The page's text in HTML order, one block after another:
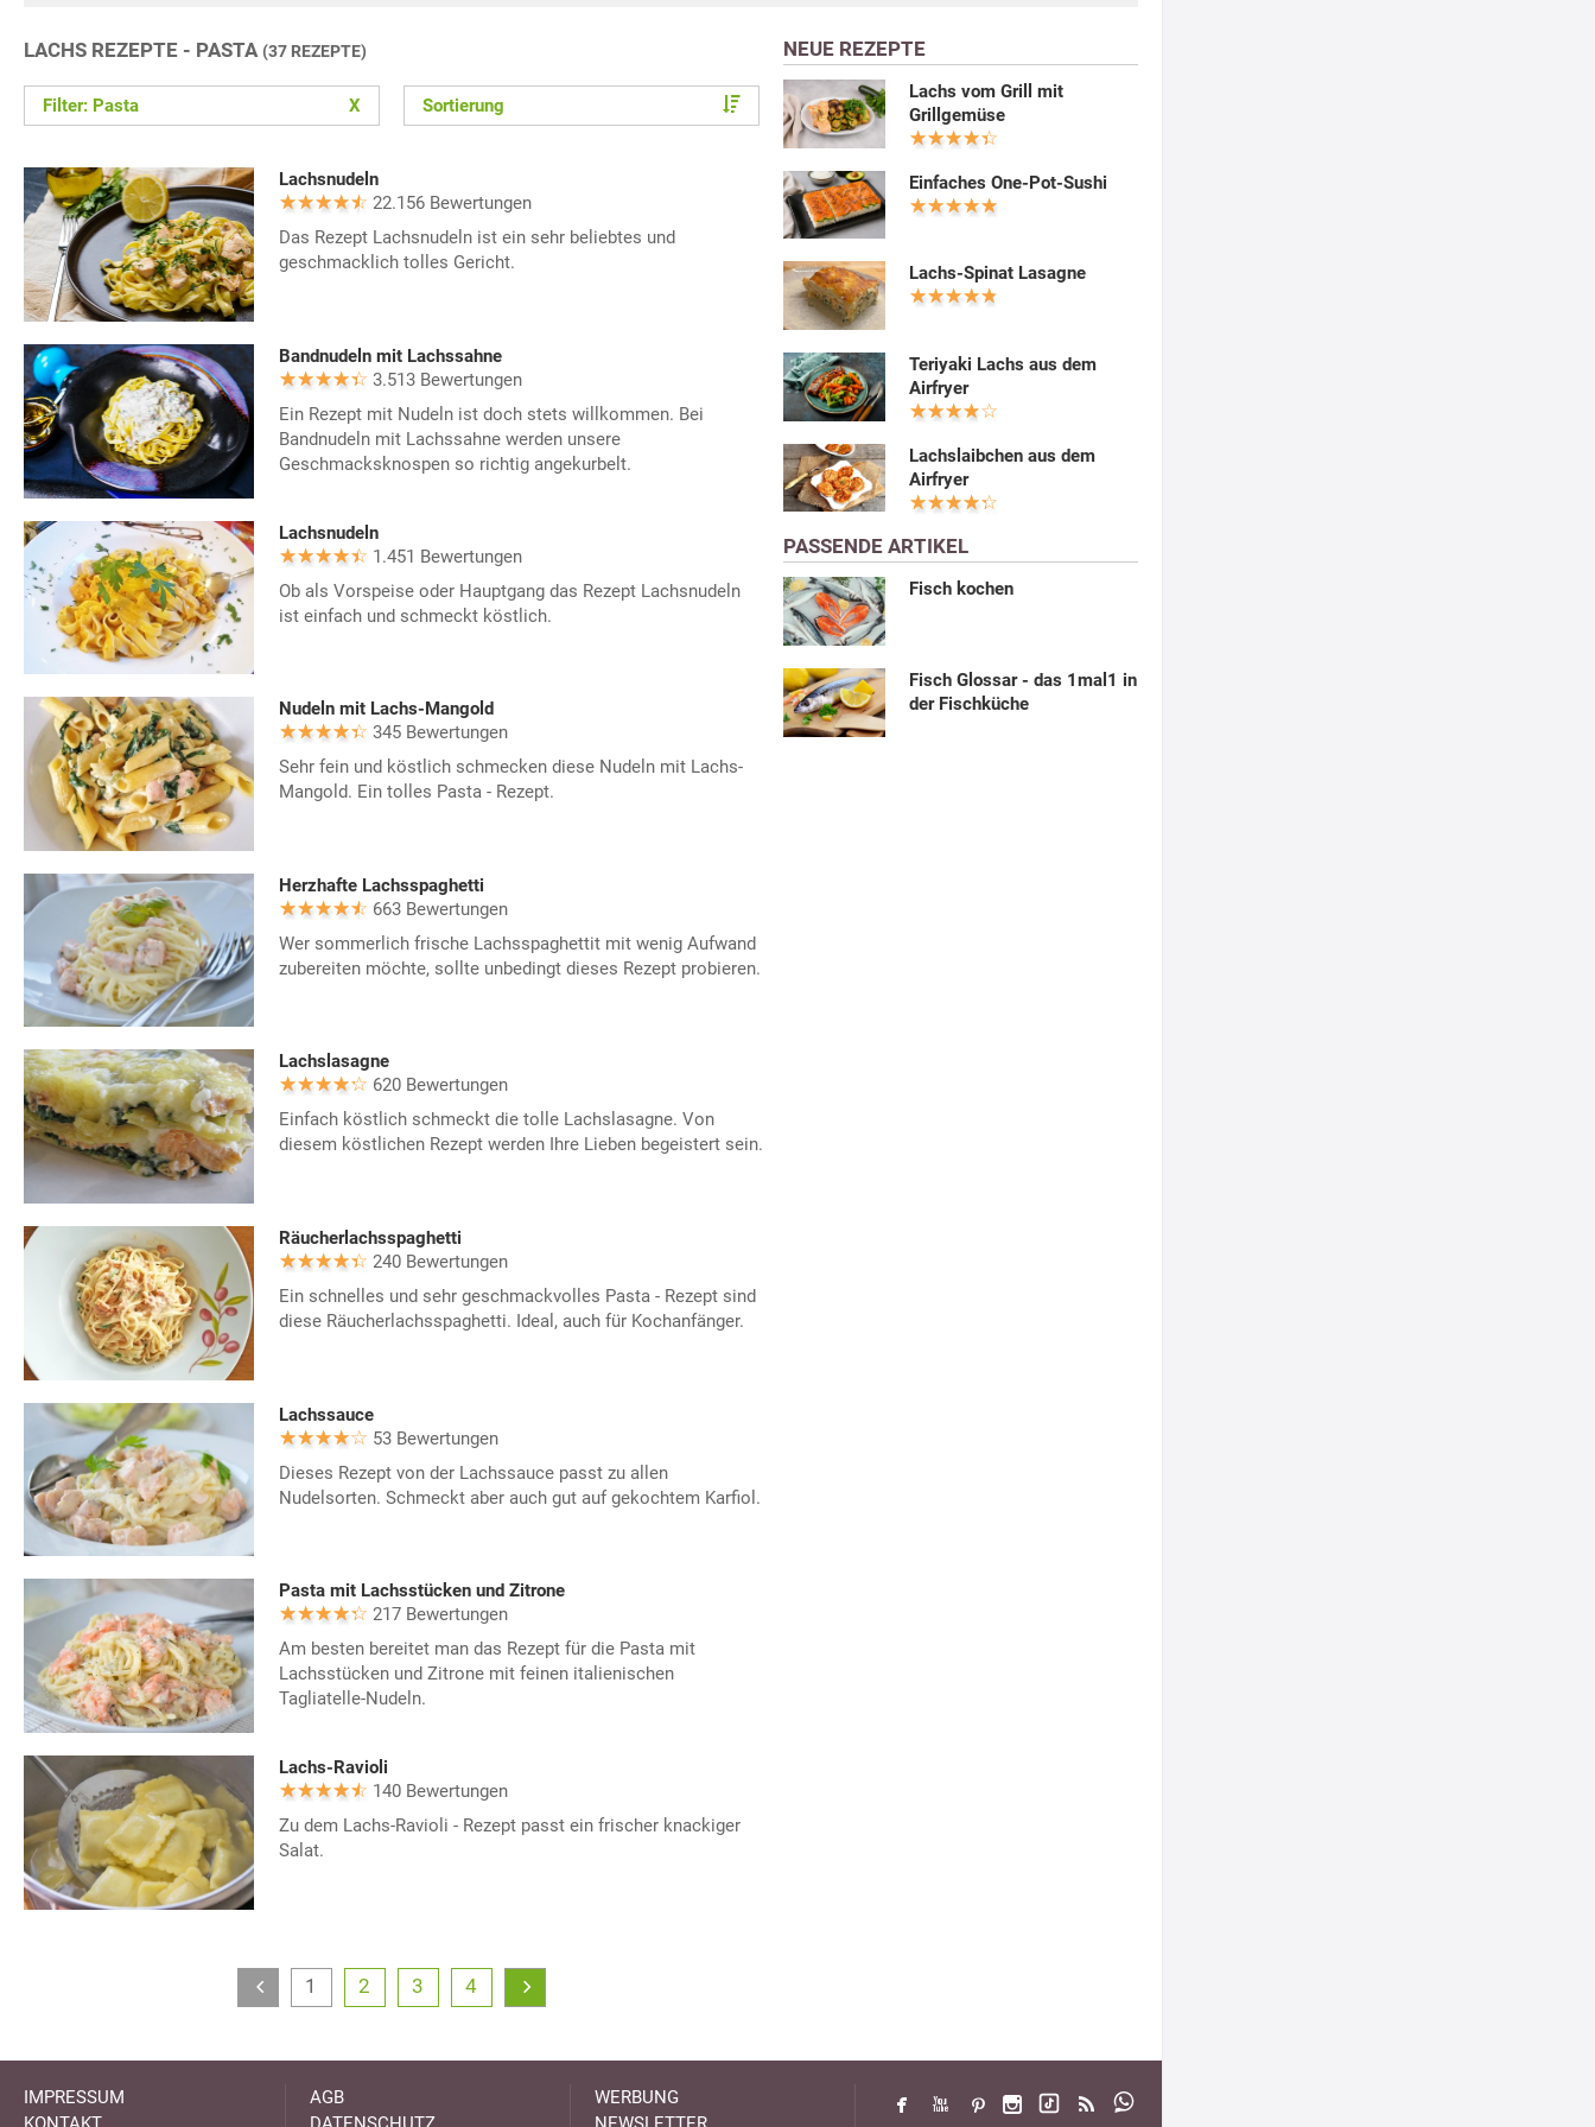
LACHS REZEPTE - PASTA (37 REZEPTE)
Filter: Pasta X Sortierung
Lachsnudeln
22.156 Bewertungen
Das Rezept Lachsnudeln ist ein sehr beliebtes und
geschmacklich tolles Gericht.
Bandnudeln mit Lachssahne
3.513 Bewertungen
Ein Rezept mit Nudeln ist doch stets willkommen. Bei
Bandnudeln mit Lachssahne werden unsere
Geschmacksknospen so richtig angekurbelt.
Lachsnudeln
1.451 Bewertungen
Ob als Vorspeise oder Hauptgang das Rezept Lachsnudeln
ist einfach und schmeckt köstlich.
Nudeln mit Lachs-Mangold
345 Bewertungen
Sehr fein und köstlich schmecken diese Nudeln mit Lachs-
Mangold. Ein tolles Pasta - Rezept.
Herzhafte Lachsspaghetti
663 Bewertungen
Wer sommerlich frische Lachsspaghettit mit wenig Aufwand
zubereiten möchte, sollte unbedingt dieses Rezept probieren.
Lachslasagne
620 Bewertungen
Einfach köstlich schmeckt die tolle Lachslasagne. Von
diesem köstlichen Rezept werden Ihre Lieben begeistert sein.
Räucherlachsspaghetti
240 Bewertungen
Ein schnelles und sehr geschmackvolles Pasta - Rezept sind
diese Räucherlachsspaghetti. Ideal, auch für Kochanfänger.
Lachssauce
53 Bewertungen
Dieses Rezept von der Lachssauce passt zu allen
Nudelsorten. Schmeckt aber auch gut auf gekochtem Karfiol.
Pasta mit Lachsstücken und Zitrone
217 Bewertungen
Am besten bereitet man das Rezept für die Pasta mit
Lachsstücken und Zitrone mit feinen italienischen
Tagliatelle-Nudeln.
Lachs-Ravioli
140 Bewertungen
Zu dem Lachs-Ravioli - Rezept passt ein frischer knackiger
Salat.
1 2 3 4
NEUE REZEPTE
Lachs vom Grill mit
Grillgemüse
Einfaches One-Pot-Sushi
Lachs-Spinat Lasagne
Teriyaki Lachs aus dem
Airfryer
Lachslaibchen aus dem
Airfryer
PASSENDE ARTIKEL
Fisch kochen
Fisch Glossar - das 1mal1 in
der Fischküche
IMPRESSUM
AGB
WERBUNG